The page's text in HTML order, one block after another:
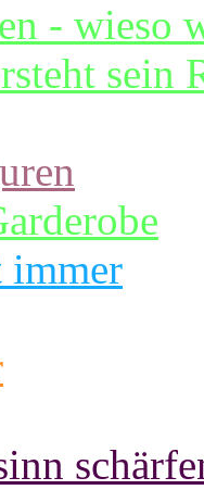
- wieso
sein
immer